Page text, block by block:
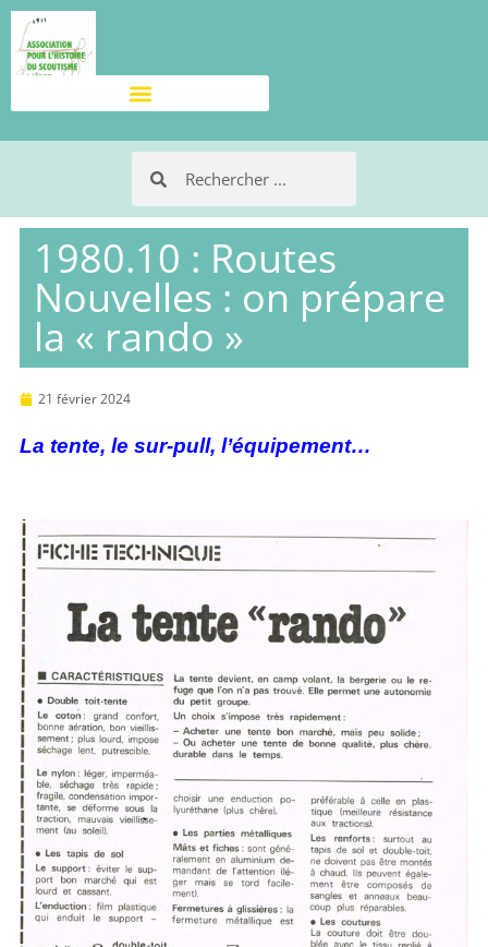
1980.10 : Routes
Nouvelles : on prépare
la « rando »
21 février 2024
La tente, le sur-pull, l’équipement…